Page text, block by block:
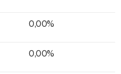
0,00%
0,00%